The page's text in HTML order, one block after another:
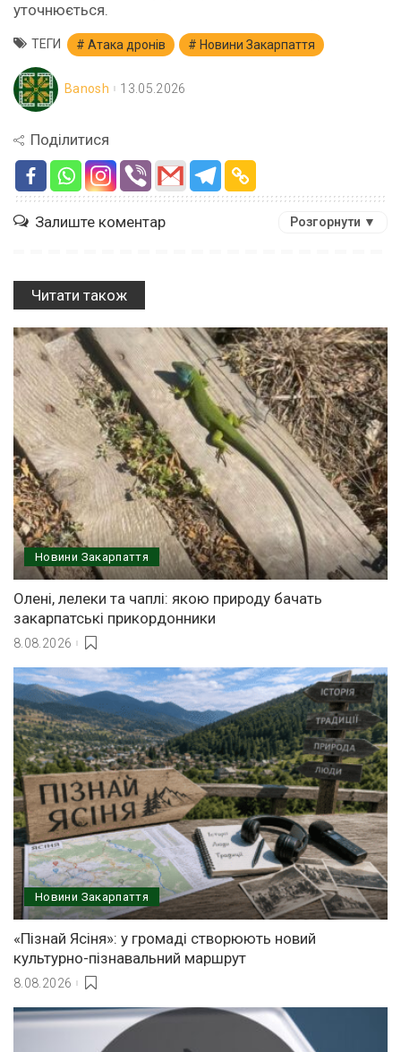
уточнюється.
ТЕГИ Атака дронів Новини Закарпаття
Banosh 13.05.2026
Поділитися
Залиште коментар Розгорнути ▼
Читати також
Новини Закарпаття
Олені, лелеки та чаплі: якою природу бачать
закарпатські прикордонники
8.08.2026
Новини Закарпаття
«Пізнай Ясіня»: у громаді створюють новий
культурно-пізнавальний маршрут
8.08.2026